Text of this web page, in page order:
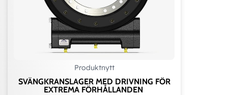
Produktnytt
SVÄNGKRANSLAGER MED DRIVNING FÖR
EXTREMA FÖRHÅLLANDEN